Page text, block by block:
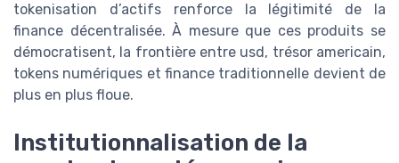
tokenisation d’actifs renforce la légitimité de la
finance décentralisée. À mesure que ces produits se
démocratisent, la frontière entre usd, trésor americain,
tokens numériques et finance traditionnelle devient de
plus en plus floue.
Institutionnalisation de la